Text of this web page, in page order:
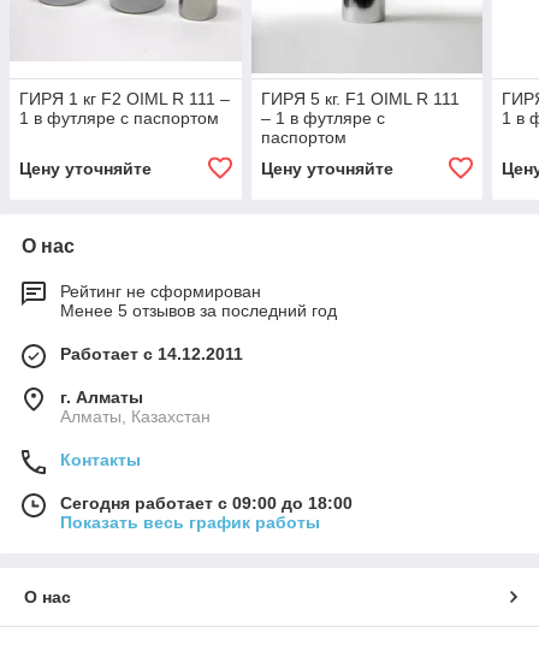
ГИРЯ 1 кг F2 OIML R 111 –
1 в футляре с паспортом
Цену уточняйте
ГИРЯ 5 кг. F1 OIML R 111
– 1 в футляре с
паспортом
Цену уточняйте
1 в
О нас
Рейтинг не сформирован
Менее 5 отзывов за последний год
Работает с 14.12.2011
г. Алматы
Алматы, Казахстан
Контакты
Сегодня работает с 09:00 до 18:00
Показать весь график работы
О нас